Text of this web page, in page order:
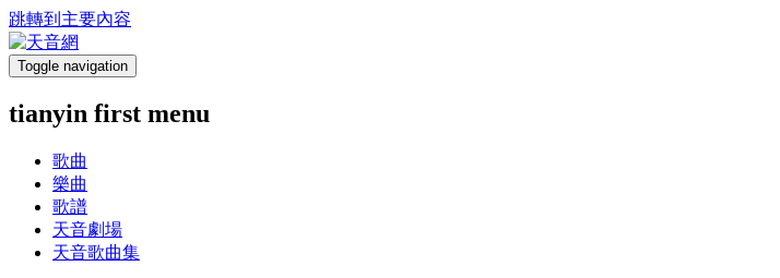
跳轉到主要內容
Toggle navigation
tianyin first menu
歌曲
樂曲
歌譜
天音劇場
天音歌曲集